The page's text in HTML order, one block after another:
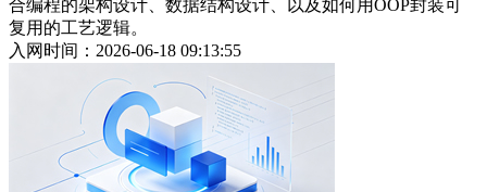
合编程的架构设计、数据结构设计、以及如何用OOP封装可
复用的工艺逻辑。
入网时间：2026-06-18 09:13:55